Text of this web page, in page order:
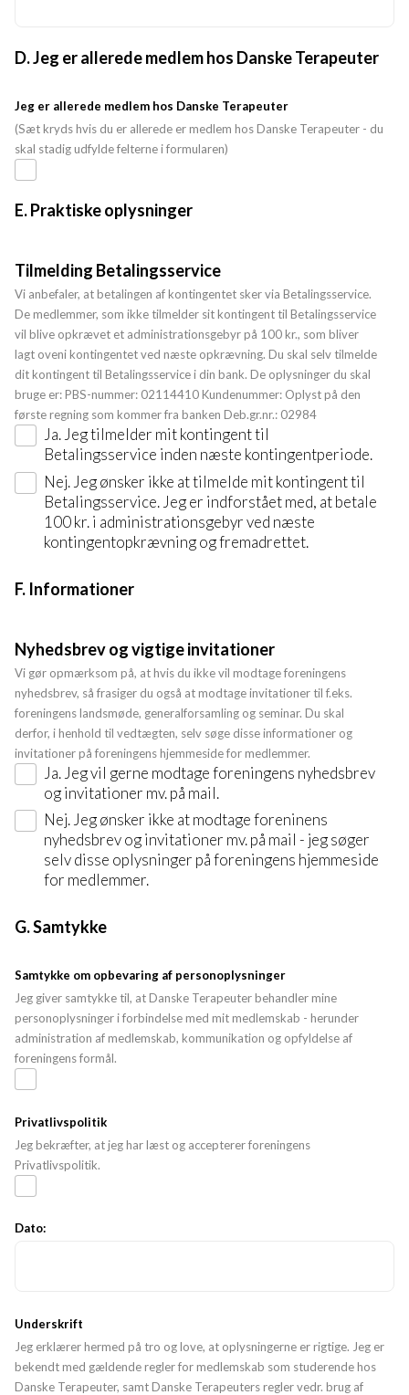
D. Jeg er allerede medlem hos Danske Terapeuter
Jeg er allerede medlem hos Danske Terapeuter
(Sæt kryds hvis du er allerede er medlem hos Danske Terapeuter - du
skal stadig udfylde felterne i formularen)
E. Praktiske oplysninger
Tilmelding Betalingsservice
Vi anbefaler, at betalingen af kontingentet sker via Betalingsservice.
De medlemmer, som ikke tilmelder sit kontingent til Betalingsservice
vil blive opkrævet et administrationsgebyr på 100 kr., som bliver
lagt oveni kontingentet ved næste opkrævning. Du skal selv tilmelde
dit kontingent til Betalingsservice i din bank. De oplysninger du skal
bruge er: PBS-nummer: 02114410 Kundenummer: Oplyst på den
første regning som kommer fra banken Deb.gr.nr.: 02984
Ja. Jeg tilmelder mit kontingent til
Betalingsservice inden næste kontingentperiode.
Nej. Jeg ønsker ikke at tilmelde mit kontingent til
Betalingsservice. Jeg er indforstået med, at betale
100 kr. i administrationsgebyr ved næste
kontingentopkrævning og fremadrettet.
F. Informationer
Nyhedsbrev og vigtige invitationer
Vi gør opmærksom på, at hvis du ikke vil modtage foreningens
nyhedsbrev, så frasiger du også at modtage invitationer til f.eks.
foreningens landsmøde, generalforsamling og seminar. Du skal
derfor, i henhold til vedtægten, selv søge disse informationer og
invitationer på foreningens hjemmeside for medlemmer.
Ja. Jeg vil gerne modtage foreningens nyhedsbrev
og invitationer mv. på mail.
Nej. Jeg ønsker ikke at modtage foreninens
nyhedsbrev og invitationer mv. på mail - jeg søger
selv disse oplysninger på foreningens hjemmeside
for medlemmer.
G. Samtykke
Samtykke om opbevaring af personoplysninger
Jeg giver samtykke til, at Danske Terapeuter behandler mine
personoplysninger i forbindelse med mit medlemskab - herunder
administration af medlemskab, kommunikation og opfyldelse af
foreningens formål.
Privatlivspolitik
Jeg bekræfter, at jeg har læst og accepterer foreningens
Privatlivspolitik.
Dato:
Underskrift
Jeg erklærer hermed på tro og love, at oplysningerne er rigtige. Jeg er
bekendt med gældende regler for medlemskab som studerende hos
Danske Terapeuter, samt Danske Terapeuters regler vedr. brug af